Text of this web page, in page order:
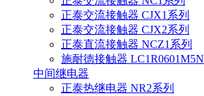
正泰交流接触器 CJX1系列
正泰交流接触器 CJX2系列
正泰直流接触器 NCZ1系列
施耐德接触器 LC1R0601M5N
中间继电器
正泰热继电器 NR2系列